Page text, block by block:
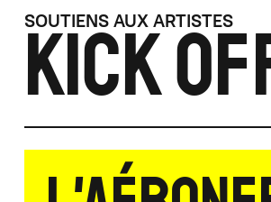
SOUTIENS AUX ARTISTES
KICK